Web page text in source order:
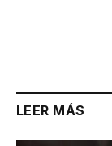
LEER MÁS